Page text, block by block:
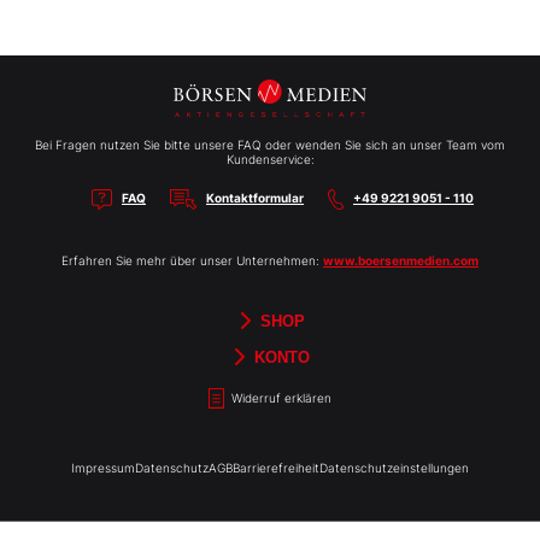
Bei Fragen nutzen Sie bitte unsere FAQ oder wenden Sie sich an unser Team vom
Kundenservice:
FAQ Kontaktformular +49 9221 9051 - 110
Erfahren Sie mehr über unser Unternehmen: www.boersenmedien.com
SHOP
Börsenbriefe
Aktien-Reports
HEBELTRADER
TradingDay
Newsletter
Merchandise
Gutscheine
KONTO
Widerruf erklären
ImpressumDatenschutzAGBBarrierefreiheitDatenschutzeinstellungen